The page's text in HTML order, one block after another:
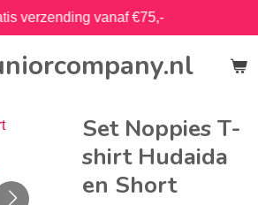
verzending vanaf €75,-
Set Noppies T-
shirt Hudaida
en Short